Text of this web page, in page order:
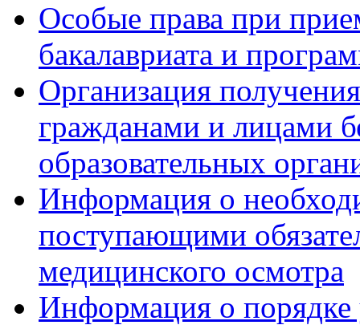
Особые права при
бакалавриата и
Организация
гражданами и лицами
образовательных
Информация о
поступающими
медицинского осмотра
Информация о порядке